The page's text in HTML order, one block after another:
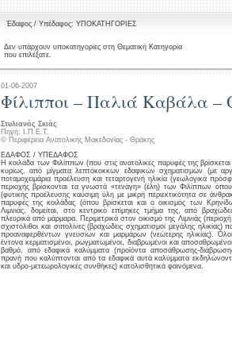
Έδαφος / Υπέδαφος: ΥΠΟΚΑΤΗΓΟΡΙΕΣ
Δεν υπάρχουν υποκατηγορίες στη Θεματική Κατηγορία
που επιλέξατε.
01-06-2007
Φίλιπποι – Παλιά Καβάλα –
Στυλιανός Σκιάς
Πηγή: Ι.Π.Ε.Τ.
© Περιφέρεια Ανατολικής Μακεδονίας - Θράκης
ΕΔΑΦΟΣ / ΥΠΕΔΑΦΟΣ
Η κοιλάδα των Φιλίππων (που στις ανατολικές παρυφές της
κυρίως, από μίγματα λεπτόκοκκων εδαφικών σχηματισμών (με
ποταμοχειμάρια προέλευση και τεταρτογενή ηλικία (γεωλογικά
περιοχής βρίσκονται τα γνωστά «τενάγη» (έλη) των Φιλίππων
(φυτικής προέλευσης καύσιμη ύλη με μικρή περιεκτικότητα σε
παρυφές της κοιλάδας (όπου βρίσκεται και ο οικισμός των
Λιμνιάς, δομείται, στο κεντρικό επίμηκες τμήμα της, από
πλευρικά από μάρμαρα. Περιμετρικά στον οικισμό της Λιμνιάς
σχιστόλιθοι και σιπολίνες (βραχώδεις σχηματισμοί μεγάλης
προαναφερθέντων γνευσίων και μαρμάρων (νεώτερης ηλικίας). Όλοι
έντονα κερματισμένοι, ρωγματωμένοι, διαβρωμένοι και
βαθμό, από εδαφικά καλύμματα (προϊόντα αποσάθρωσης-
πρανή που καλύπτονται από τα εδαφικά αυτά καλύμματα
και υδρο-μετεωρολογικές συνθήκες) κατολισθητικά φαινόμενα.